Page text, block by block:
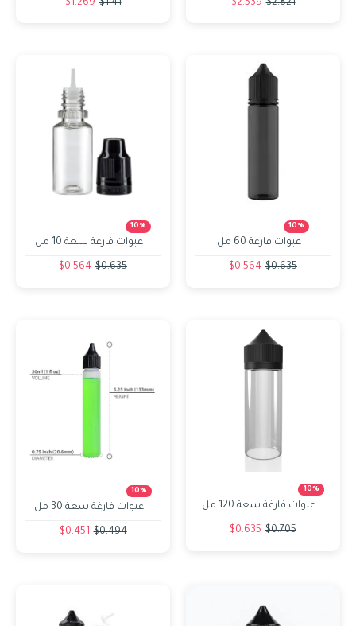
$2.821
$2.539
$1.41
$1.269
10%
عبوات فارغة 60 مل
$0.635
$0.564
10%
عبوات فارغة سعة 10 مل
$0.635
$0.564
10%
عبوات فارغة سعة 120 مل
$0.705
$0.635
10%
عبوات فارغة سعة 30 مل
$0.494
$0.451